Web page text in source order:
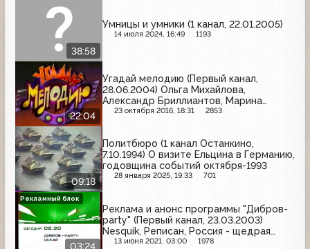
38:58
Умницы и умники (1 канал, 22.01.2005)
14 июля 2024, 16:49 1193
22:04
Угадай мелодию (Первый канал,
28.06.2004) Ольга Михайлова,
Александр Бриллиантов, Марина
Геворкян
23 октября 2016, 18:31 2853
09:18
Политбюро (1 канал Останкино,
7.10.1994) О визите Ельцина в Германию,
годовщина событий октября-1993
28 января 2025, 19:33 701
03:24
Реклама и анонс программы "Дибров-
party" (Первый канал, 23.03.2003)
Nesquik, Реписан, Россия - щедрая
душа, Gallina Blanca, Danone
13 июня 2021, 03:00 1978
Рекламный блок